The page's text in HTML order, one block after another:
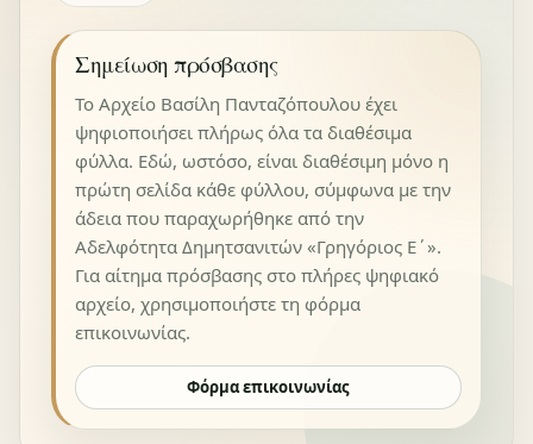
Σημείωση πρόσβασης
Το Αρχείο Βασίλη Πανταζόπουλου έχει
ψηφιοποιήσει πλήρως όλα τα διαθέσιμα
φύλλα. Εδώ, ωστόσο, είναι διαθέσιμη μόνο η
πρώτη σελίδα κάθε φύλλου, σύμφωνα με την
άδεια που παραχωρήθηκε από την
Αδελφότητα Δημητσανιτών «Γρηγόριος Ε΄».
Για αίτημα πρόσβασης στο πλήρες ψηφιακό
αρχείο, χρησιμοποιήστε τη φόρμα
επικοινωνίας.
Φόρμα επικοινωνίας